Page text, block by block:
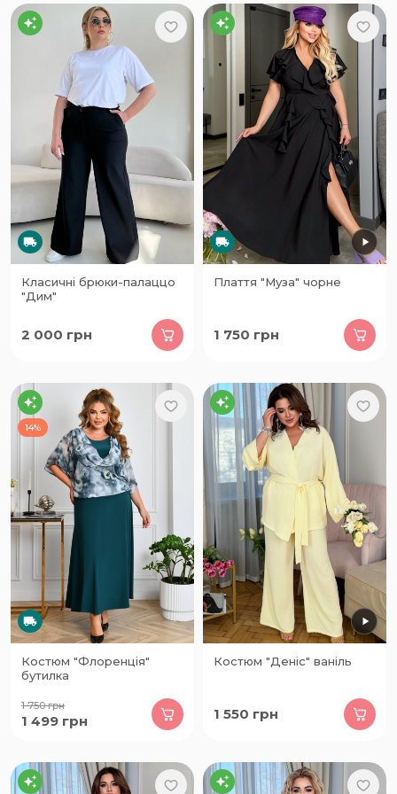
Класичні брюки-палаццо
"Дим"
2 000 грн
Плаття "Муза" чорне
1 750 грн
14%
Костюм "Флоренція"
бутилка
1 750грн
1 499 грн
Костюм "Деніс" ваніль
1 550 грн